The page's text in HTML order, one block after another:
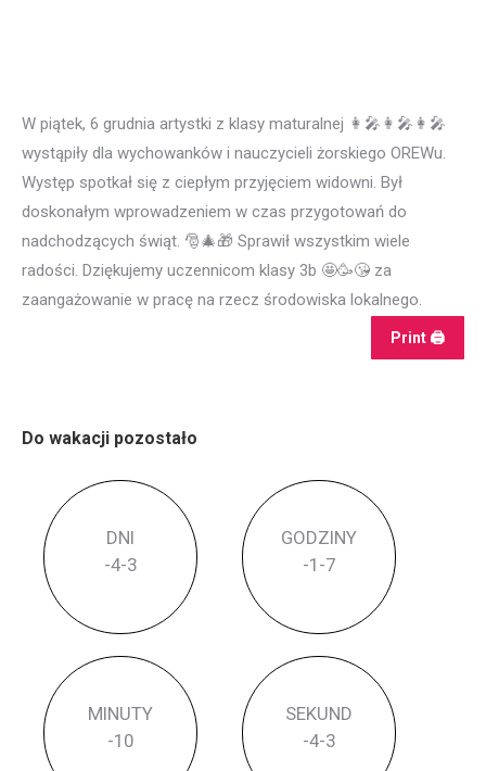
W piątek, 6 grudnia artystki z klasy maturalnej 👩‍🎤 👩‍🎤 👩‍🎤
wystąpiły dla wychowanków i nauczycieli żorskiego OREWu.
Występ spotkał się z ciepłym przyjęciem widowni. Był
doskonałym wprowadzeniem w czas przygotowań do
nadchodzących świąt. 🎅🎄🎁 Sprawił wszystkim wiele
radości. Dziękujemy uczennicom klasy 3b 🤩🥳😘 za
zaangażowanie w pracę na rzecz środowiska lokalnego.
Print 🖨
Do wakacji pozostało
DNI
-4-3
GODZINY
-1 -7
MINUTY
-1 0
SEKUND
-4-3